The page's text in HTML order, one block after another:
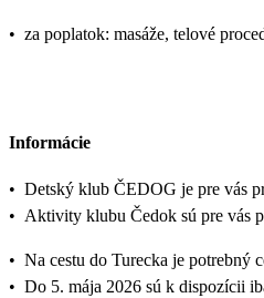
• za poplatok: masáže, telové
Informácie
• Detský klub ČEDOG je pre vás
• Aktivity klubu Čedok sú pre vás
• Na cestu do Turecka je potrebný
• Do 5. mája 2026 sú k dispozícii